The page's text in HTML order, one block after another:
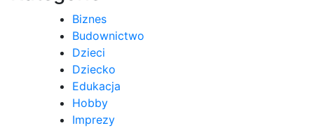
Biznes
Budownictwo
Dzieci
Dziecko
Edukacja
Hobby
Imprezy